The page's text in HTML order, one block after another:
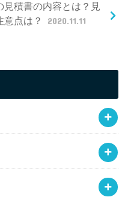
見積書の内容とは？見
意点は？
2020.11.11